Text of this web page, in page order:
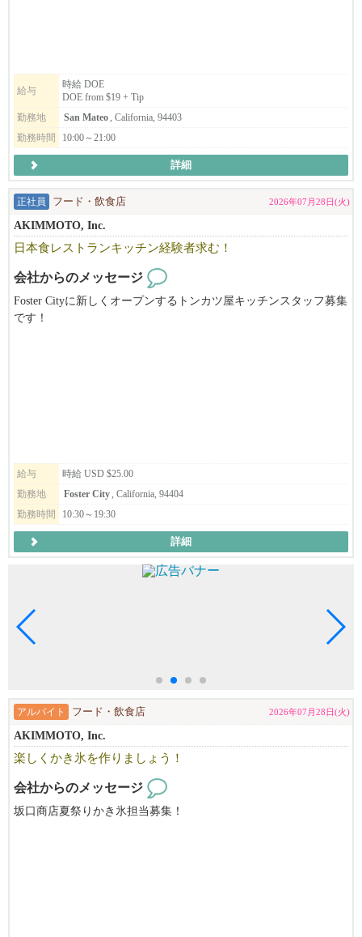
給与
時給 DOE
DOE from $19 + Tip
勤務地
San Mateo, California, 94403
勤務時間
10:00～21:00
詳細
正社員 フード・飲食店 2026年07月28日(火)
AKIMMOTO, Inc.
日本食レストランキッチン経験者求む！
会社からのメッセージ
Foster Cityに新しくオープンするトンカツ屋キッチンスタッフ募集
です！
給与
時給 USD $25.00
勤務地
Foster City , California, 94404
勤務時間
10:30～19:30
詳細
アルバイト フード・飲食店 2026年07月28日(火)
AKIMMOTO, Inc.
楽しくかき氷を作りましょう！
会社からのメッセージ
坂口商店夏祭りかき氷担当募集！